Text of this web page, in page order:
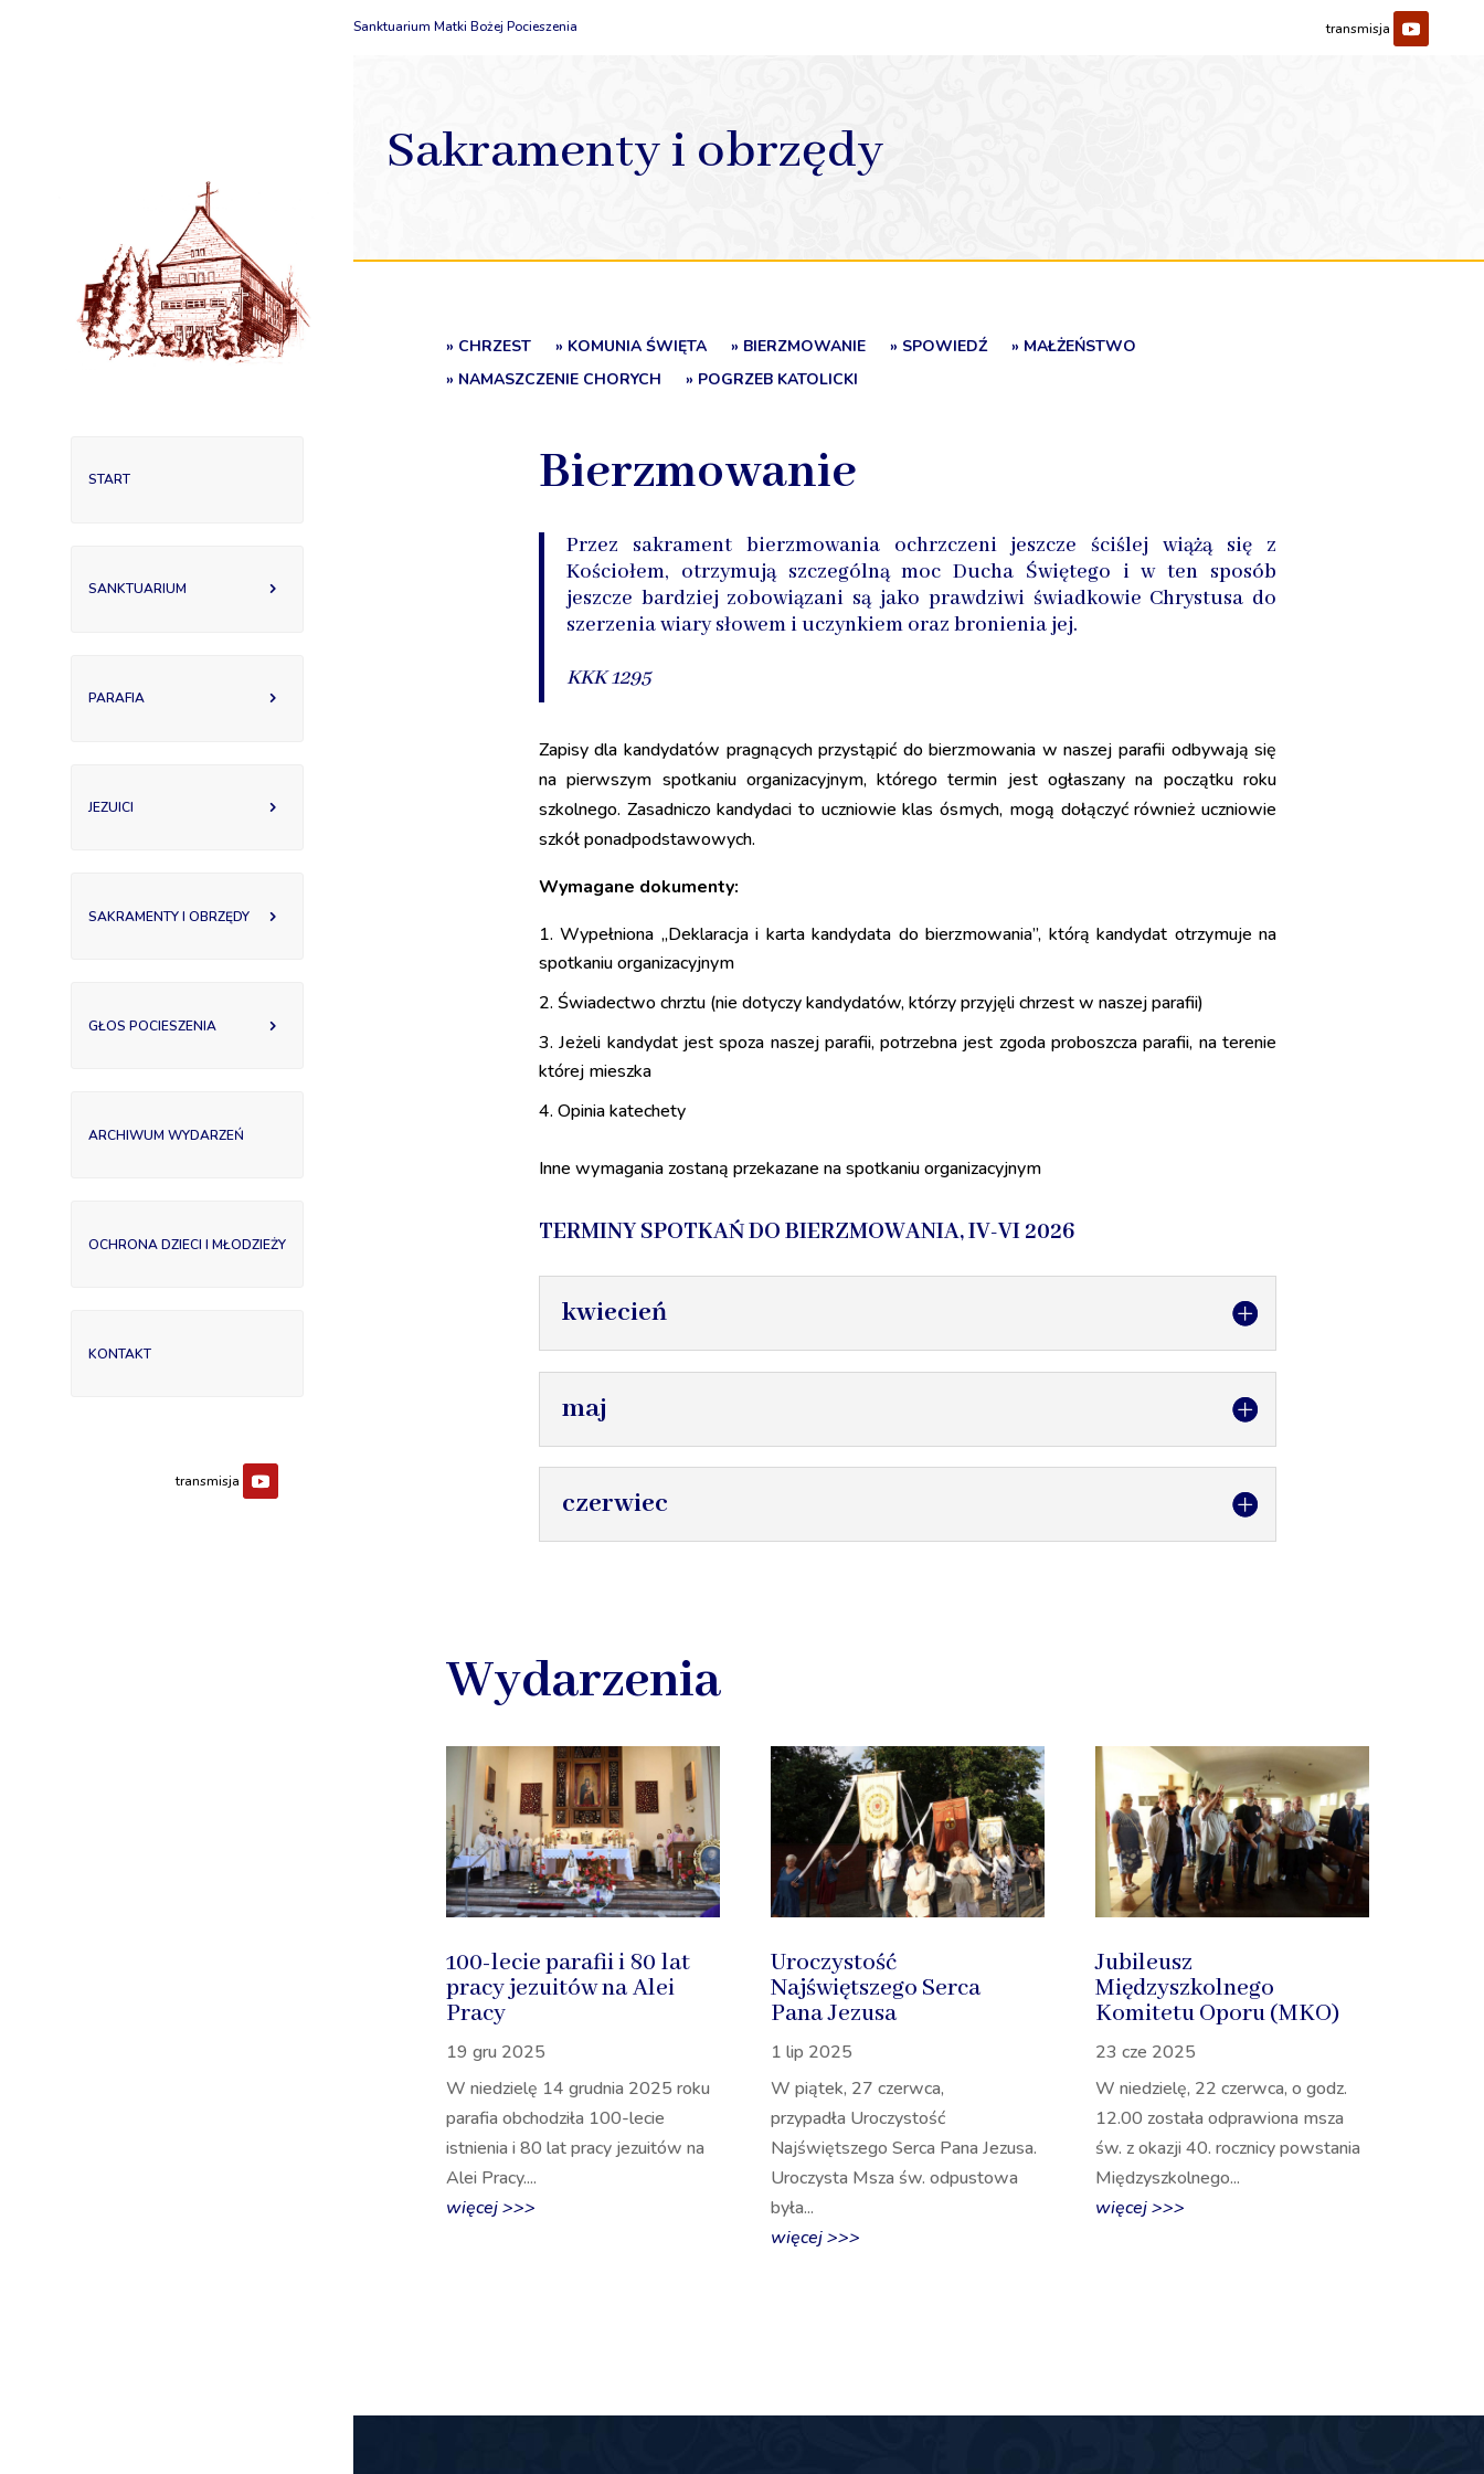
Sanktuarium Matki Bożej Pocieszenia
START
SANKTUARIUM
PARAFIA
JEZUICI
SAKRAMENTY I OBRZĘDY
GŁOS POCIESZENIA
ARCHIWUM WYDARZEŃ
OCHRONA DZIECI I MŁODZIEŻY
KONTAKT
Sakramenty i obrzędy
» CHRZEST » KOMUNIA ŚWIĘTA » BIERZMOWANIE » SPOWIEDŹ
» MAŁŻEŃSTWO
» NAMASZCZENIE CHORYCH
» POGRZEB KATOLICKI
Bierzmowanie
Przez sakrament bierzmowania ochrzczeni jeszcze ściślej wiążą się z
Kościołem, otrzymują szczególną moc Ducha Świętego i w ten sposób
jeszcze bardziej zobowiązani są jako prawdziwi świadkowie Chrystusa do
szerzenia wiary słowem i uczynkiem oraz bronienia jej.
KKK 1295
Zapisy dla kandydatów pragnących przystąpić do bierzmowania w naszej parafii odbywają się
na pierwszym spotkaniu organizacyjnym, którego ter­min jest ogłaszany na początku roku
szkolnego. Zasadniczo kandydaci to uczniowie klas ósmych, mogą dołączyć również uczniowie
szkół po­nad­pod­stawowych.
Wymagane dokumenty:
Wypełniona „Deklaracja i karta kandydata do bierzmowania”, którą kandydat otrzymuje na
spotkaniu or­ga­ni­zacyjnym
Świadectwo chrztu (nie dotyczy kandydatów, którzy przyjęli chrzest w naszej parafii)
Jeżeli kandydat jest spoza naszej parafii, potrzebna jest zgoda proboszcza parafii, na terenie
której mieszka
Opinia katechety
Inne wymagania zostaną przekazane na spotkaniu organizacyjnym
TERMINY SPOTKAŃ DO BIERZMOWANIA, IV-VI 2026
kwiecień
maj
czerwiec
Wydarzenia
100-lecie parafii i 80 lat
pracy jezuitów na Alei
Pracy
19 gru 2025
W niedzielę 14 grudnia 2025 roku
parafia obchodziła 100-lecie
istnienia i 80 lat pracy jezuitów na
Alei Pracy....
więcej >>>
Uroczystość
Najświętszego Serca
Pana Jezusa
1 lip 2025
W piątek, 27 czerwca,
przypadła Uroczystość
Najświętszego Serca Pana Jezusa.
Uroczysta Msza św. odpustowa
była...
więcej >>>
Jubileusz
Międzyszkolnego
Komitetu Oporu (MKO)
23 cze 2025
W niedzielę, 22 czerwca, o godz.
12.00 została odprawiona msza
św. z okazji 40. rocznicy powstania
Międzyszkolnego...
więcej >>>